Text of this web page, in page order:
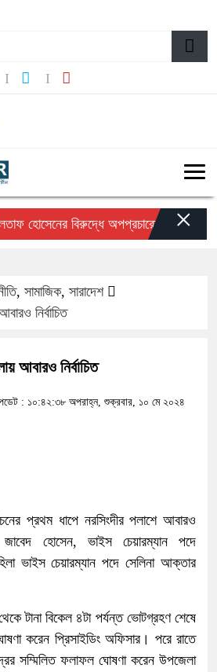
হোসেনের বিরুদ্ধে অপপ্রচারের প্রতিবাদে
×
, সামাজিক, সারাদেশ
নির্বাচিত
আবারও নির্বাচিত
: ১০:৪২:৩৮ অপরাহ্ন, শুক্রবার, ১০ মে ২০২৪
প্রথম ধাপে নরসিংদীর পলাশে আবারও
হোসেন, ভাইস চেয়ারম্যান পদে
ভাইস চেয়ারম্যান পদে সেলিনা আক্তার
টানা বিকেল ৪টা পর্যন্ত ভোটগ্রহণ শেষে
করেন প্রিসাইডিং অফিসার। পরে রাতে
সম্মিলিত ফলাফল ঘোষণা করেন উপজেলা